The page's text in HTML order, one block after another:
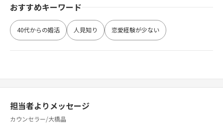
おすすめキーワード
40代からの婚活 人見知り 恋愛経験が少ない
担当者よりメッセージ
カウンセラー/大橋晶